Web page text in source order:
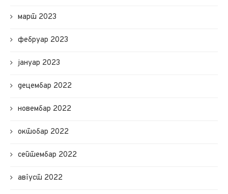
март 2023
фебруар 2023
јануар 2023
децембар 2022
новембар 2022
октобар 2022
септембар 2022
август 2022